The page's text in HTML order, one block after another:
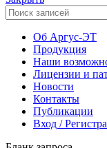
Об Аргус-ЭТ
Продукция
Наши
Лицензии и
Новости
Контакты
Публикации
Вход /